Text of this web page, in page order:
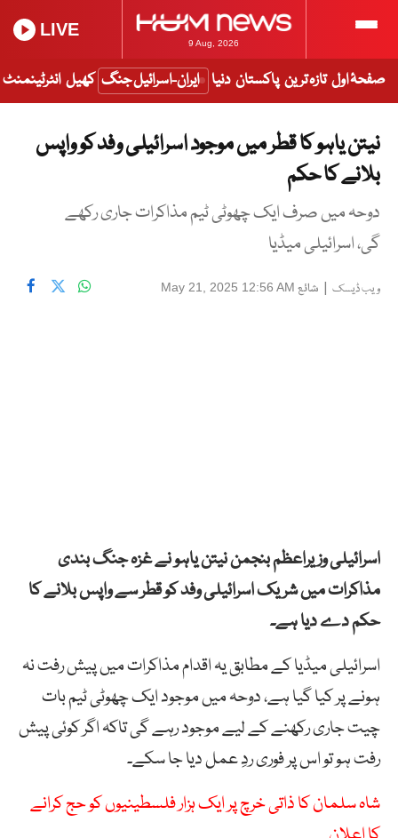
9 Aug, 2026
LIVE
صفحۂ اول تازہ ترین پاکستان دنیا ایران-اسرائیل جنگ کھیل انٹرٹینمنٹ
نیتن یاہو کا قطر میں موجود اسرائیلی وفد کو واپس
بلانے کا حکم
دوحہ میں صرف ایک چھوٹی ٹیم مذاکرات جاری رکھے
گی، اسرائیلی میڈیا
ویب ڈیسک | شائع May 21, 2025 12:56 AM
اسرائیلی وزیراعظم بنجمن نیتن یاہو نے غزہ جنگ بندی
مذاکرات میں شریک اسرائیلی وفد کو قطر سے واپس بلانے کا
حکم دے دیا ہے۔
اسرائیلی میڈیا کے مطابق یہ اقدام مذاکرات میں پیش رفت نہ
ہونے پر کیا گیا ہے، دوحہ میں موجود ایک چھوٹی ٹیم بات
چیت جاری رکھنے کے لیے موجود رہے گی تاکہ اگر کوئی پیش
رفت ہو تو اس پر فوری ردِ عمل دیا جا سکے۔
شاہ سلمان کا ذاتی خرچ پر ایک ہزار فلسطینیوں کو حج کرانے